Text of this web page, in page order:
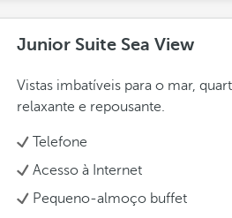
Junior Suite Sea View
Vistas imbatíveis para o mar,
relaxante e repousante.
Telefone
Acesso à Internet
Pequeno-almoço buffet